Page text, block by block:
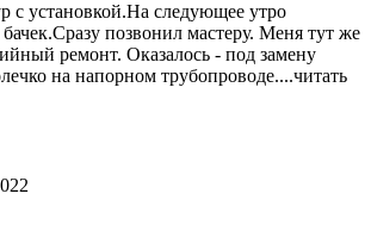
с установкой.На следующее утро
позвонил мастеру. Меня тут же
ремонт. Оказалось - под замену
на напорном трубопроводе....читать